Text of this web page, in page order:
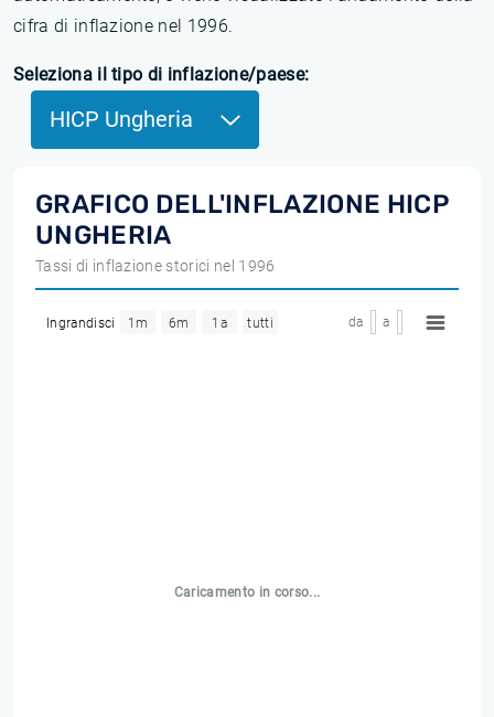
cifra di inflazione nel 1996.
Seleziona il tipo di inflazione/paese:
HICP Ungheria
GRAFICO DELL'INFLAZIONE HICP
UNGHERIA
Tassi di inflazione storici nel 1996
Ingrandisci 1m 6m 1a tutti da a
Caricamento in corso...